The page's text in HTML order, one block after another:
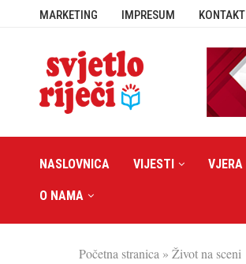
MARKETING IMPRESUM KONTAKT
NASLOVNICA VIJESTI VJERA
O NAMA
Početna stranica » Život na sceni